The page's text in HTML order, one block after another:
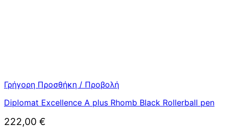
Γρήγορη Προσθήκη / Προβολή
Diplomat Excellence A plus Rhomb Black Rollerball pen
222,00 €